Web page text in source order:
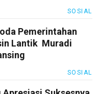
SOSIAL
Pemerintahan
Lantik Muradi
SOSIAL